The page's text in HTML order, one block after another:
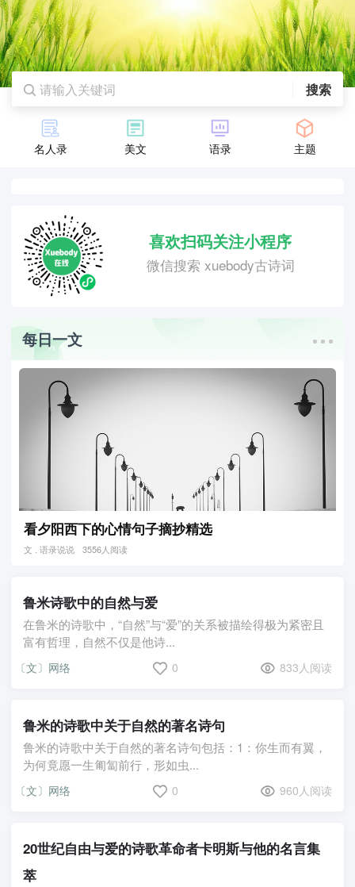
搜索
名人录 美文 语录 主题
喜欢扫码关注小程序
微信搜索 xuebody古诗词
每日一文
看夕阳西下的心情句子摘抄精选
文 . 语录说说 3556人阅读
鲁米诗歌中的自然与爱
在鲁米的诗歌中，“自然”与“爱”的关系被描绘得极为紧密且
富有哲理，自然不仅是他诗...
〔文〕网络 0 833人阅读
鲁米的诗歌中关于自然的著名诗句
鲁米的诗歌中关于自然的著名诗句包括：1：你生而有翼，
为何竟愿一生匍匐前行，形如虫...
〔文〕网络 0 960人阅读
20世纪自由与爱的诗歌革命者卡明斯与他的名言集
萃